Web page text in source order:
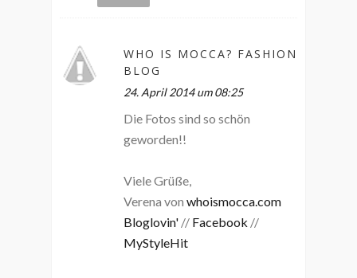
WHO IS MOCCA? FASHION
BLOG
24. April 2014 um 08:25
Die Fotos sind so schön
geworden!!
Viele Grüße,
Verena von whoismocca.com
Bloglovin' // Facebook //
MyStyleHit